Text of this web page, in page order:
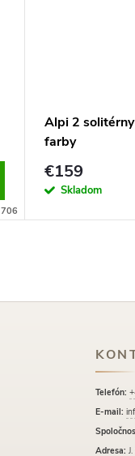
706
Alpi 2
farby
€159
Skladom
Telefón:
E-mail:
Adresa: